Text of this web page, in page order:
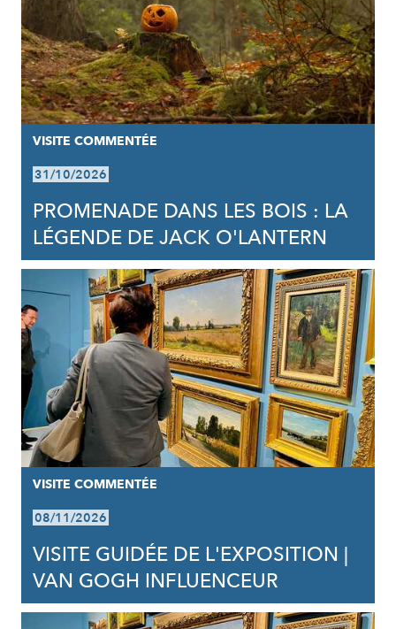
VISITE COMMENTÉE
31/10/2026
PROMENADE DANS LES BOIS : LA
LÉGENDE DE JACK O'LANTERN
VISITE COMMENTÉE
08/11/2026
VISITE GUIDÉE DE L'EXPOSITION |
VAN GOGH INFLUENCEUR